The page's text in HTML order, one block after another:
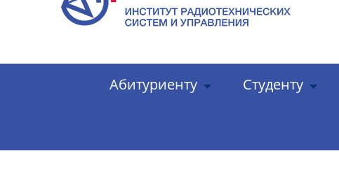
Абитуриенту Студенту